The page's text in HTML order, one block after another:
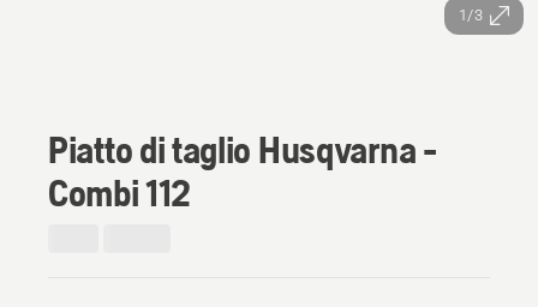
1/3
Piatto di taglio Husqvarna -
Combi 112